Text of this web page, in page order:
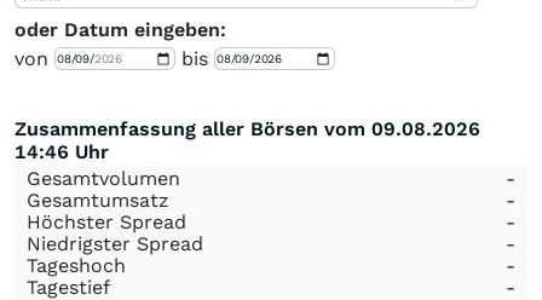
oder Datum eingeben:
von
bis
Zusammenfassung aller Börsen vom 09.08.2026
14:46 Uhr
Gesamtvolumen
-
Gesamtumsatz
-
Höchster Spread
-
Niedrigster Spread
-
Tageshoch
-
Tagestief
-